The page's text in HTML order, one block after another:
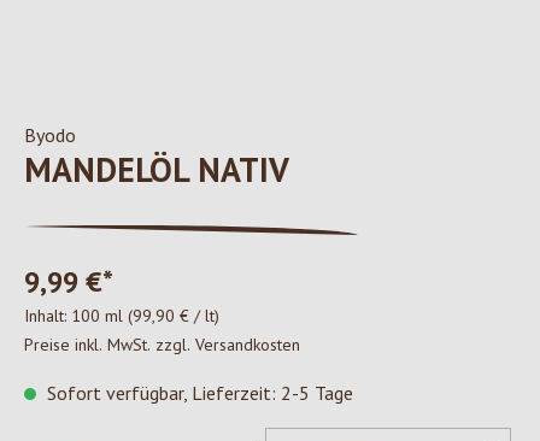
Byodo
MANDELÖL NATIV
9,99 €*
Inhalt: 100 ml (99,90 € / lt)
Preise inkl. MwSt. zzgl. Versandkosten
Sofort verfügbar, Lieferzeit: 2-5 Tage